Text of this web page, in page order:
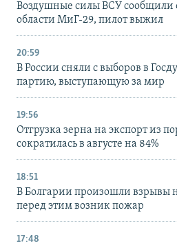
Воздушные силы ВСУ сообщили
области МиГ-29, пилот выжил
20:59
В России сняли с выборов в
партию, выступающую за мир
19:56
Отгрузка зерна на экспорт из
сократилась в августе на 84%
18:51
В Болгарии произошли взрывы
перед этим возник пожар
17:48